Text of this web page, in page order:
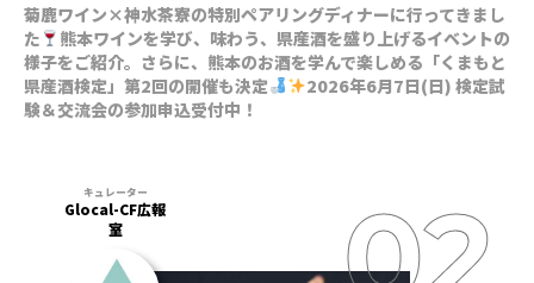
菊鹿ワイン×神水茶寮の特別ペアリングディナーに行ってきまし
た
熊本ワインを学び、味わう、県産酒を盛り上げるイベントの
様子をご紹介。さらに、熊本のお酒を学んで楽しめる「くまもと
県産酒検定」第2回の開催も決定
2026年6月7日(日) 検定試
験＆交流会の参加申込受付中！
Glocal-CF広報
室